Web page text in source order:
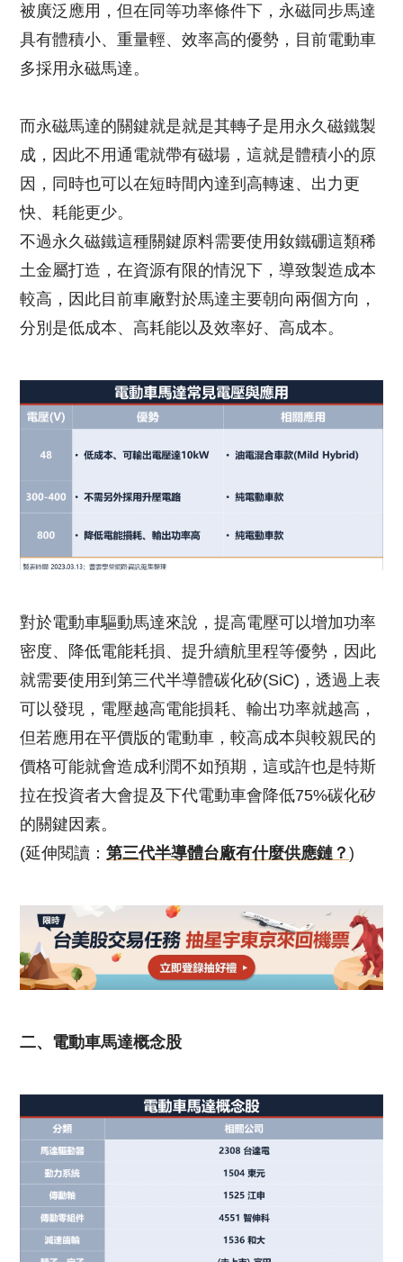
被廣泛應用，但在同等功率條件下，永磁同步馬達
具有體積小、重量輕、效率高的優勢，目前電動車
多採用永磁馬達。
而永磁馬達的關鍵就是就是其轉子是用永久磁鐵製
成，因此不用通電就帶有磁場，這就是體積小的原
因，同時也可以在短時間內達到高轉速、出力更
快、耗能更少。
不過永久磁鐵這種關鍵原料需要使用釹鐵硼這類稀
土金屬打造，在資源有限的情況下，導致製造成本
較高，因此目前車廠對於馬達主要朝向兩個方向，
分別是低成本、高耗能以及效率好、高成本。
對於電動車驅動馬達來說，提高電壓可以增加功率
密度、降低電能耗損、提升續航里程等優勢，因此
就需要使用到第三代半導體碳化矽(SiC)，透過上表
可以發現，電壓越高電能損耗、輸出功率就越高，
但若應用在平價版的電動車，較高成本與較親民的
價格可能就會造成利潤不如預期，這或許也是特斯
拉在投資者大會提及下代電動車會降低75%碳化矽
的關鍵因素。
(延伸閱讀： 第三代半導體台廠有什麼供應鏈？ )
二、電動車馬達概念股